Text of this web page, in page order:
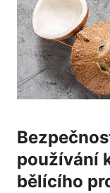
používání
bělícího